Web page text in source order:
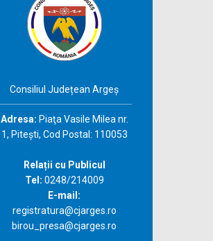
Consiliul Județean Argeș
Adresa: Piaţa Vasile Milea nr.
1, Piteşti, Cod Postal: 110053
Relații cu Publicul
Tel: 0248/214009
E-mail:
registratura@cjarges.ro
birou_presa@cjarges.ro